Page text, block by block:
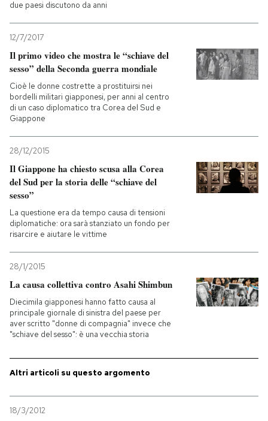
Economia
PODCAST
NEWSLETTER
SHOP
CALENDARIO
Entra
due paesi discutono da anni
12/7/2017
Il primo video che mostra le “schiave del
sesso” della Seconda guerra mondiale
Cioè le donne costrette a prostituirsi nei
bordelli militari giapponesi, per anni al centro
di un caso diplomatico tra Corea del Sud e
Giappone
28/12/2015
Il Giappone ha chiesto scusa alla Corea
del Sud per la storia delle “schiave del
sesso”
La questione era da tempo causa di tensioni
diplomatiche: ora sarà stanziato un fondo per
risarcire e aiutare le vittime
28/1/2015
La causa collettiva contro Asahi Shimbun
Diecimila giapponesi hanno fatto causa al
principale giornale di sinistra del paese per
aver scritto "donne di compagnia" invece che
"schiave del sesso": è una vecchia storia
Altri articoli su questo argomento
18/3/2012